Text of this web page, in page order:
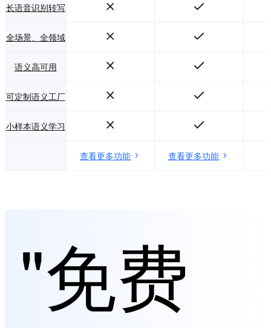
长语音识别转写
全场景、全领域
语义高可用
可定制语义工厂
小样本语义学习
查看更多功能 查看更多功能
"免费